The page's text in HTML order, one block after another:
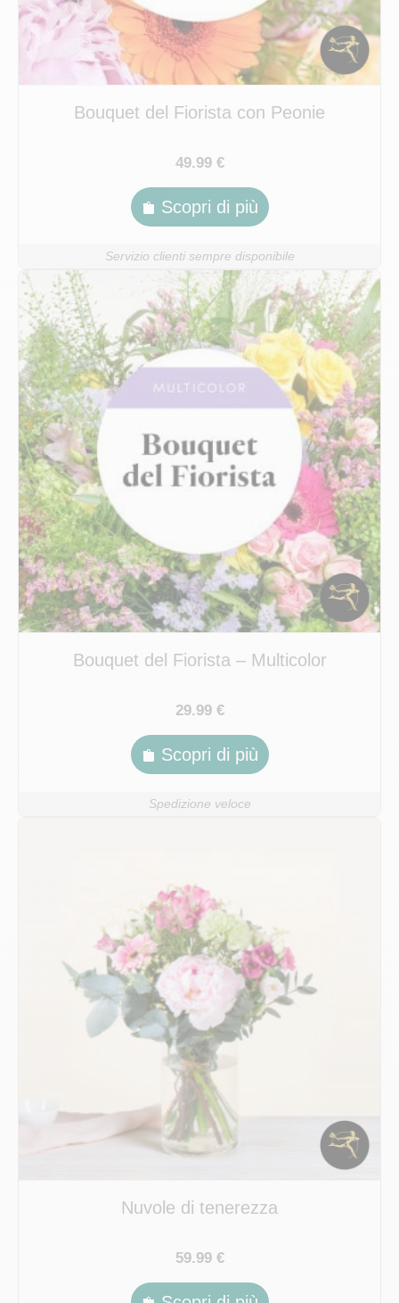
Bouquet del Fiorista con Peonie
49.99 €
Scopri di più
Servizio clienti sempre disponibile
Bouquet del Fiorista – Multicolor
29.99 €
Scopri di più
Spedizione veloce
Nuvole di tenerezza
59.99 €